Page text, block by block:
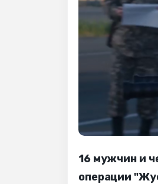
16 мужчин и
операции